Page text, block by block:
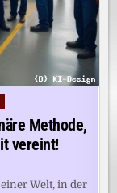
Methode,
vereint!
Welt, in der